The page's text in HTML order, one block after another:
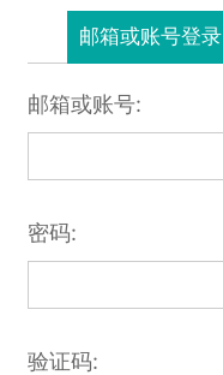
邮箱或账号登录
邮箱或账号:
密码:
验证码: